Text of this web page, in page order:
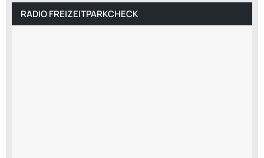
RADIO FREIZEITPARKCHECK